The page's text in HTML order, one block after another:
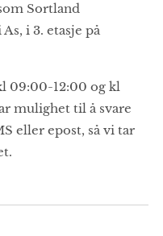
Sortland
i 3. etasje på
09:00-12:00 og kl
mulighet til å svare
eller epost, så vi tar